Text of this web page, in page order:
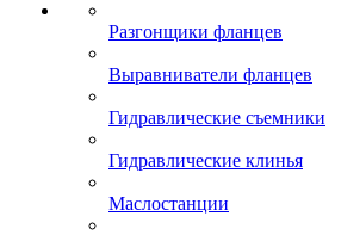
Разгонщики фланцев
Выравниватели фланцев
Гидравлические съемники
Гидравлические клинья
Маслостанции